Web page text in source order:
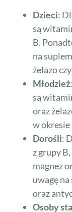
Dzieci:
są
B.
na
żelazo
Młodzież
są
oraz
w
Dorośli:
z grupy
magnez
uwagę
oraz
Osoby